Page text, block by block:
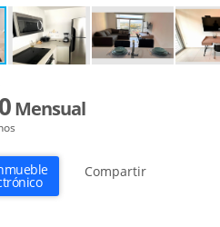
Mensual
Compartir